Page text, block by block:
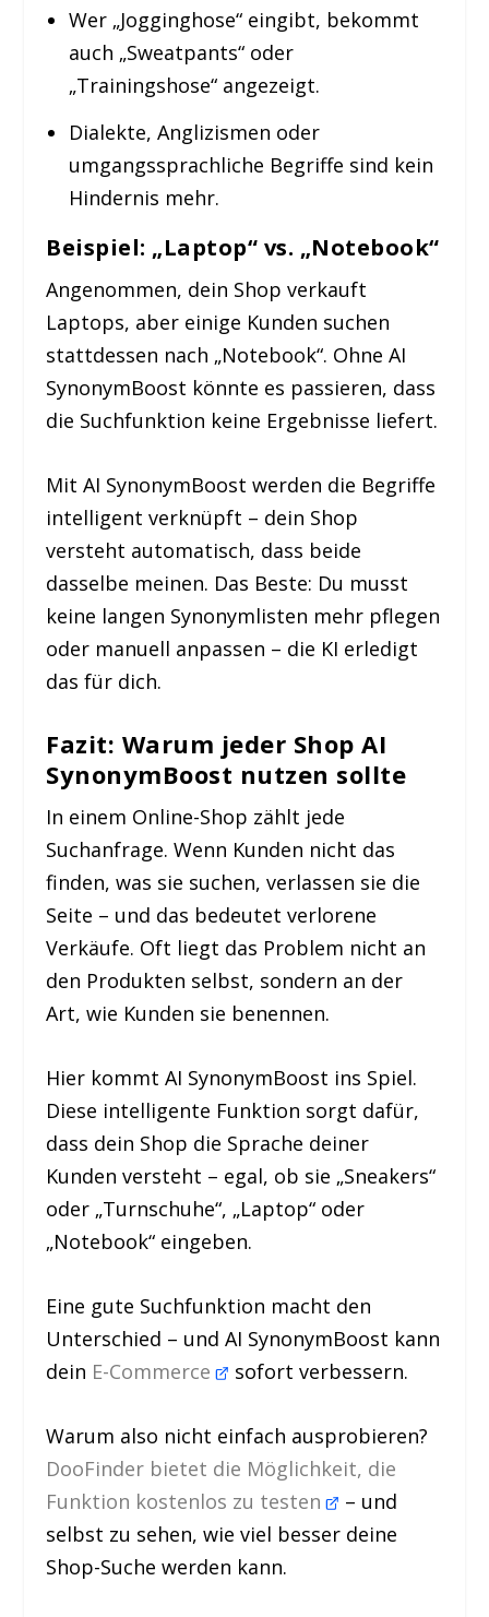
Wer „Jogginghose“ eingibt, bekommt
auch „Sweatpants“ oder
„Trainingshose“ angezeigt.
Dialekte, Anglizismen oder
umgangssprachliche Begriffe sind kein
Hindernis mehr.
Beispiel: „Laptop“ vs. „Notebook“
Angenommen, dein Shop verkauft
Laptops, aber einige Kunden suchen
stattdessen nach „Notebook“. Ohne AI
SynonymBoost könnte es passieren, dass
die Suchfunktion keine Ergebnisse liefert.
Mit AI SynonymBoost werden die Begriffe
intelligent verknüpft – dein Shop
versteht automatisch, dass beide
dasselbe meinen. Das Beste: Du musst
keine langen Synonymlisten mehr pflegen
oder manuell anpassen – die KI erledigt
das für dich.
Fazit: Warum jeder Shop AI
SynonymBoost nutzen sollte
In einem Online-Shop zählt jede
Suchanfrage. Wenn Kunden nicht das
finden, was sie suchen, verlassen sie die
Seite – und das bedeutet verlorene
Verkäufe. Oft liegt das Problem nicht an
den Produkten selbst, sondern an der
Art, wie Kunden sie benennen.
Hier kommt AI SynonymBoost ins Spiel.
Diese intelligente Funktion sorgt dafür,
dass dein Shop die Sprache deiner
Kunden versteht – egal, ob sie „Sneakers“
oder „Turnschuhe“, „Laptop“ oder
„Notebook“ eingeben.
Eine gute Suchfunktion macht den
Unterschied – und AI SynonymBoost kann
dein E-Commerce sofort verbessern.
Warum also nicht einfach ausprobieren?
DooFinder bietet die Möglichkeit, die
Funktion kostenlos zu testen
– und
selbst zu sehen, wie viel besser deine
Shop-Suche werden kann.